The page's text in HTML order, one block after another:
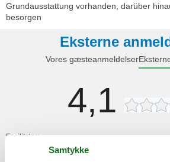
Grundausstattung vorhanden, darüber
besorgen
Eksterne
Vores gæsteanmeldelser
4,1
Faciliteter:
Samtykke